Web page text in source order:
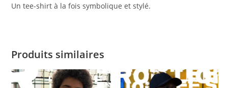
Un tee-shirt à la fois symbolique et stylé.
Produits similaires